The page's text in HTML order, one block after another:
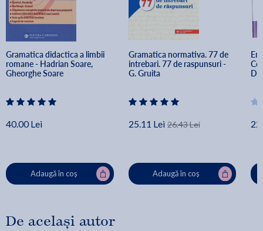
Gramatica didactica a limbii
romane - Hadrian Soare,
Gheorghe Soare
40.00 Lei
Adaugă în coș
Gramatica normativa. 77 de
intrebari. 77 de raspunsuri -
G. Gruita
25.11 Lei 26.43 Lei
Adaugă în coș
De același autor